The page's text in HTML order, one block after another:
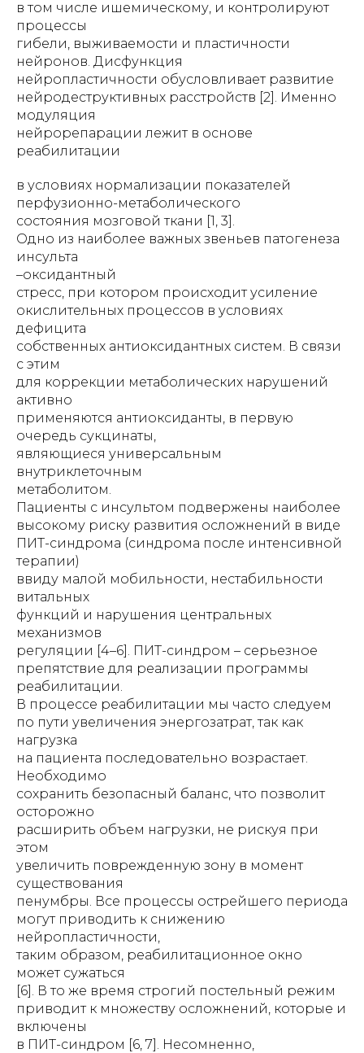
в том числе ишемическому, и контролируют
процессы
гибели, выживаемости и пластичности
нейронов. Дисфункция
нейропластичности обусловливает развитие
нейродеструктивных расстройств [2]. Именно
модуляция
нейрорепарации лежит в основе
реабилитации
в условиях нормализации показателей
перфузионно-метаболического
состояния мозговой ткани [1, 3].
Одно из наиболее важных звеньев патогенеза
инсульта
–оксидантный
стресс, при котором происходит усиление
окислительных процессов в условиях
дефицита
собственных антиоксидантных систем. В связи
с этим
для коррекции метаболических нарушений
активно
применяются антиоксиданты, в первую
очередь сукцинаты,
являющиеся универсальным
внутриклеточным
метаболитом.
Пациенты с инсультом подвержены наиболее
высокому риску развития осложнений в виде
ПИТ-синдрома (синдрома после интенсивной
терапии)
ввиду малой мобильности, нестабильности
витальных
функций и нарушения центральных
механизмов
регуляции [4–6]. ПИТ-синдром – серьезное
препятствие для реализации программы
реабилитации.
В процессе реабилитации мы часто следуем
по пути увеличения энергозатрат, так как
нагрузка
на пациента последовательно возрастает.
Необходимо
сохранить безопасный баланс, что позволит
осторожно
расширить объем нагрузки, не рискуя при
этом
увеличить поврежденную зону в момент
существования
пенумбры. Все процессы острейшего периода
могут приводить к снижению
нейропластичности,
таким образом, реабилитационное окно
может сужаться
[6]. В то же время строгий постельный режим
приводит к множеству осложнений, которые и
включены
в ПИТ-синдром [6, 7]. Несомненно,